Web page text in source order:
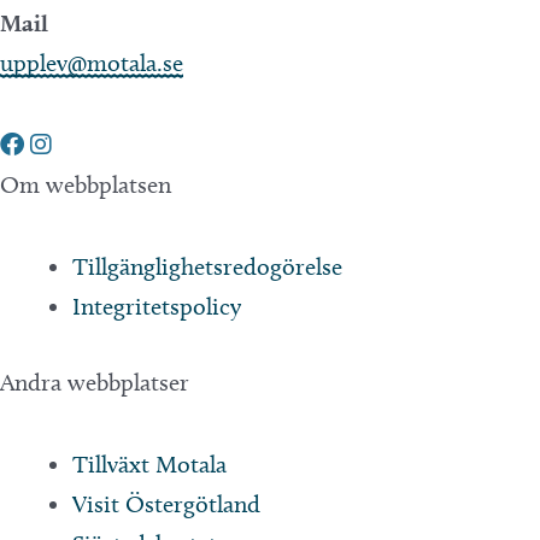
Mail
upplev@motala.se
Om webbplatsen
Tillgänglighetsredogörelse
Integritetspolicy
Andra webbplatser
Tillväxt Motala
Visit Östergötland